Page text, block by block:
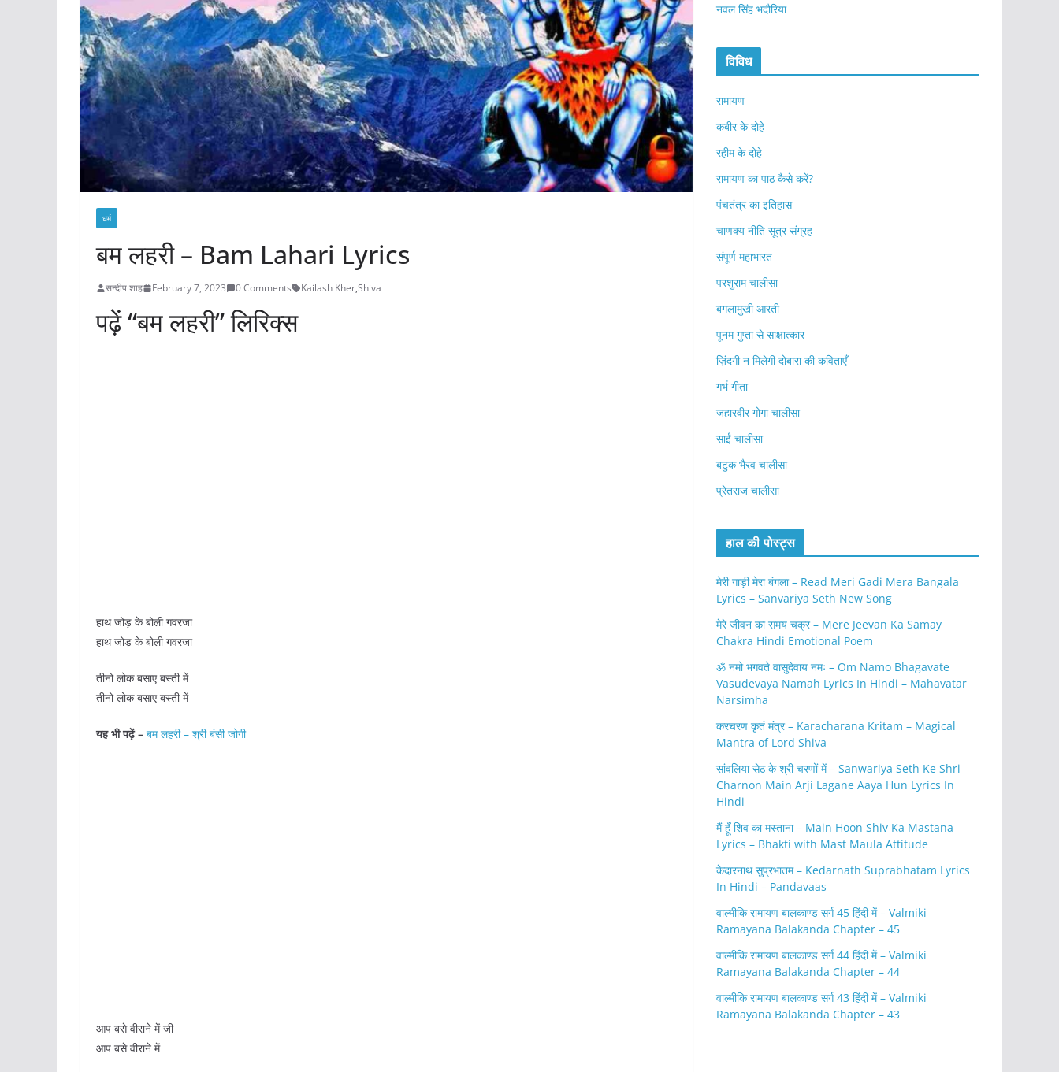
धर्म
बम लहरी – Bam Lahari Lyrics
सन्दीप शाह February 7, 2023 0 Comments Kailash Kher,Shiva
पढ़ें “बम लहरी” लिरिक्स
हाथ जोड़ के बोली गवरजा
हाथ जोड़ के बोली गवरजा
तीनो लोक बसाए बस्ती में
तीनो लोक बसाए बस्ती में
यह भी पढ़ें – बम लहरी – श्री बंसी जोगी
आप बसे वीराने में जी
आप बसे वीराने में
नवल सिंह भदौरिया
विविध
रामायण
कबीर के दोहे
रहीम के दोहे
रामायण का पाठ कैसे करें?
पंचतंत्र का इतिहास
चाणक्य नीति सूत्र संग्रह
संपूर्ण महाभारत
परशुराम चालीसा
बगलामुखी आरती
पूनम गुप्ता से साक्षात्कार
ज़िंदगी न मिलेगी दोबारा की कविताएँ
गर्भ गीता
जहारवीर गोगा चालीसा
साईं चालीसा
बटुक भैरव चालीसा
प्रेतराज चालीसा
हाल की पोस्ट्स
मेरी गाड़ी मेरा बंगला – Read Meri Gadi Mera Bangala
Lyrics – Sanvariya Seth New Song
मेरे जीवन का समय चक्र – Mere Jeevan Ka Samay
Chakra Hindi Emotional Poem
ॐ नमो भगवते वासुदेवाय नमः – Om Namo Bhagavate
Vasudevaya Namah Lyrics In Hindi – Mahavatar
Narsimha
करचरण कृतं मंत्र – Karacharana Kritam – Magical
Mantra of Lord Shiva
सांवलिया सेठ के श्री चरणों में – Sanwariya Seth Ke Shri
Charnon Main Arji Lagane Aaya Hun Lyrics In
Hindi
मैं हूँ शिव का मस्ताना – Main Hoon Shiv Ka Mastana
Lyrics – Bhakti with Mast Maula Attitude
केदारनाथ सुप्रभातम – Kedarnath Suprabhatam Lyrics
In Hindi – Pandavaas
वाल्मीकि रामायण बालकाण्ड सर्ग 45 हिंदी में – Valmiki
Ramayana Balakanda Chapter – 45
वाल्मीकि रामायण बालकाण्ड सर्ग 44 हिंदी में – Valmiki
Ramayana Balakanda Chapter – 44
वाल्मीकि रामायण बालकाण्ड सर्ग 43 हिंदी में – Valmiki
Ramayana Balakanda Chapter – 43